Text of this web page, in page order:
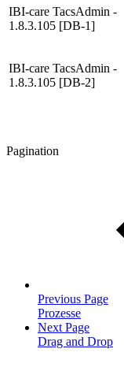
IBI-care TacsAdmin -
1.8.3.105 [DB-1]
IBI-care TacsAdmin -
1.8.3.105 [DB-2]
Pagination
Previous Page
Prozesse
Next Page
Drag and Drop